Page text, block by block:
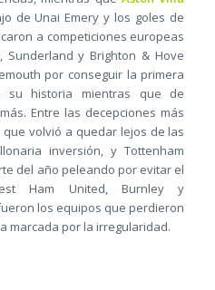
de Unai Emery y los goles de
a competiciones europeas
Sunderland y Brighton & Hove
por conseguir la primera
su historia mientras que de
Entre las decepciones más
volvió a quedar lejos de las
inversión, y Tottenham
del año peleando por evitar el
Ham United, Burnley y
los equipos que perdieron
marcada por la irregularidad.